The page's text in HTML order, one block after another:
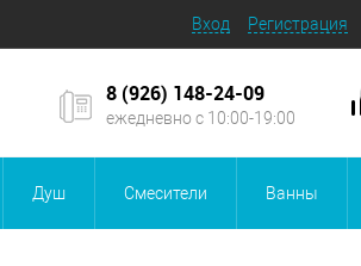
Вход Регистрация
8 (926) 148-24-09
ежедневно с 10:00-19:00
Душ Смесители Ванны